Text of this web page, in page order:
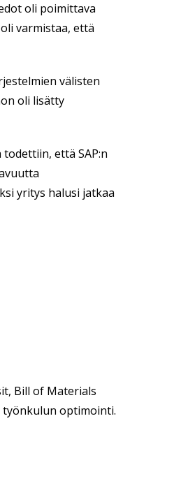
oli poimittava
varmistaa, että
välisten
oli lisätty
että SAP:n
yritys halusi jatkaa
Bill of Materials
työnkulun optimointi.